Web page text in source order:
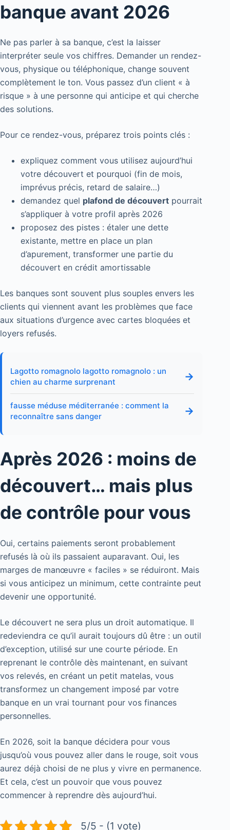
banque avant 2026
Ne pas parler à sa banque, c’est la laisser
interpréter seule vos chiffres. Demander un rendez-
vous, physique ou téléphonique, change souvent
complètement le ton. Vous passez d’un client « à
risque » à une personne qui anticipe et qui cherche
des solutions.
Pour ce rendez-vous, préparez trois points clés :
expliquez comment vous utilisez aujourd’hui
votre découvert et pourquoi (fin de mois,
imprévus précis, retard de salaire…)
demandez quel plafond de découvert pourrait
s’appliquer à votre profil après 2026
proposez des pistes : étaler une dette
existante, mettre en place un plan
d’apurement, transformer une partie du
découvert en crédit amortissable
Les banques sont souvent plus souples envers les
clients qui viennent avant les problèmes que face
aux situations d’urgence avec cartes bloquées et
loyers refusés.
Lagotto romagnolo lagotto romagnolo : un
chien au charme surprenant
→
fausse méduse méditerranée : comment la
reconnaître sans danger
→
Après 2026 : moins de
découvert… mais plus
de contrôle pour vous
Oui, certains paiements seront probablement
refusés là où ils passaient auparavant. Oui, les
marges de manœuvre « faciles » se réduiront. Mais
si vous anticipez un minimum, cette contrainte peut
devenir une opportunité.
Le découvert ne sera plus un droit automatique. Il
redeviendra ce qu’il aurait toujours dû être : un outil
d’exception, utilisé sur une courte période. En
reprenant le contrôle dès maintenant, en suivant
vos relevés, en créant un petit matelas, vous
transformez un changement imposé par votre
banque en un vrai tournant pour vos finances
personnelles.
En 2026, soit la banque décidera pour vous
jusqu’où vous pouvez aller dans le rouge, soit vous
aurez déjà choisi de ne plus y vivre en permanence.
Et cela, c’est un pouvoir que vous pouvez
commencer à reprendre dès aujourd’hui.
5/5 - (1 vote)